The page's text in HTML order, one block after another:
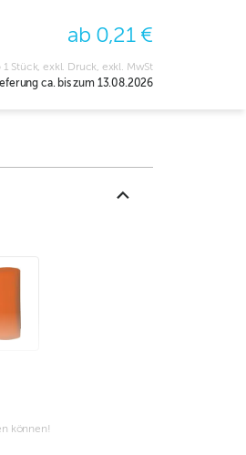
ab 0,21 €
1 Stück, exkl. Druck, exkl. MwSt
ca. bis zum 13.08.2026
können!